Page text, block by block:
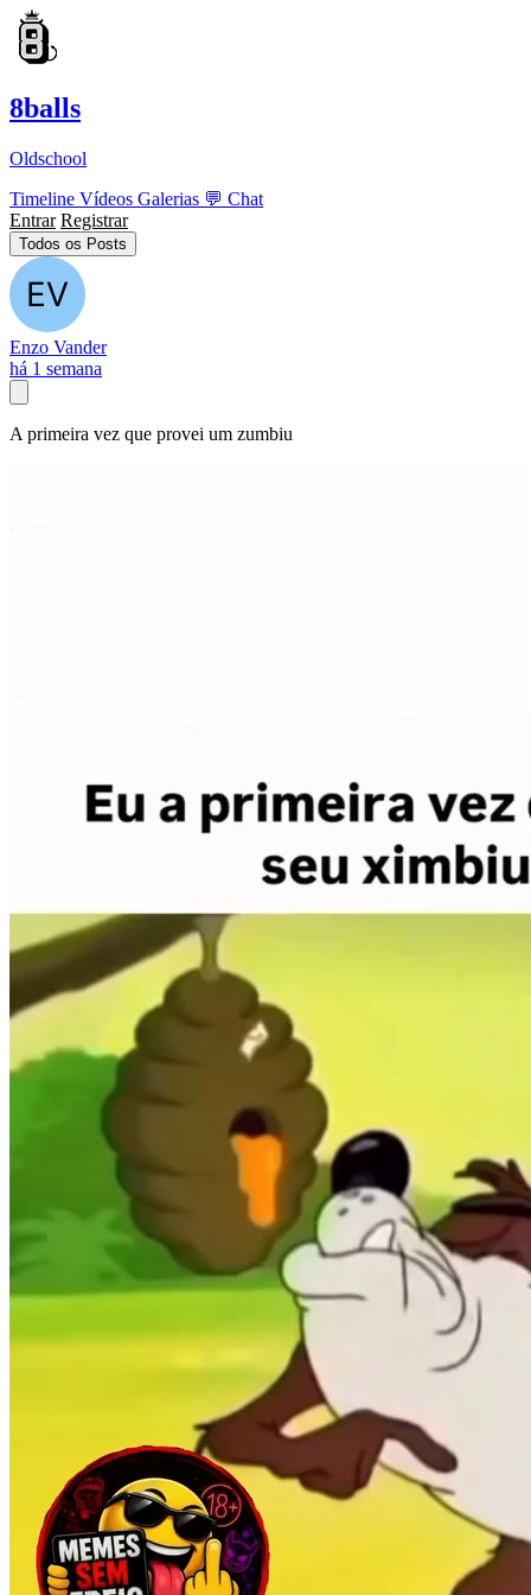
8balls
Oldschool
Timeline Vídeos Galerias 💬 Chat
Entrar Registrar
Todos os Posts
Enzo Vander
há 1 semana
A primeira vez que provei um zumbiu